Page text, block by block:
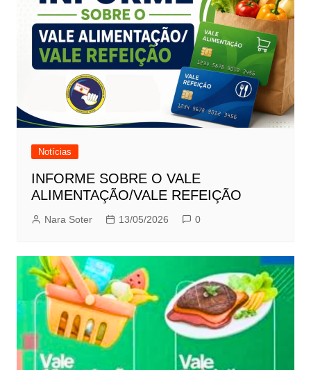
Notícias
INFORME SOBRE O VALE
ALIMENTAÇÃO/VALE REFEIÇÃO
Nara Soter 13/05/2026 0